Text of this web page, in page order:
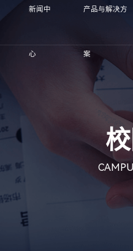
新闻中
心
产品与解决方
案